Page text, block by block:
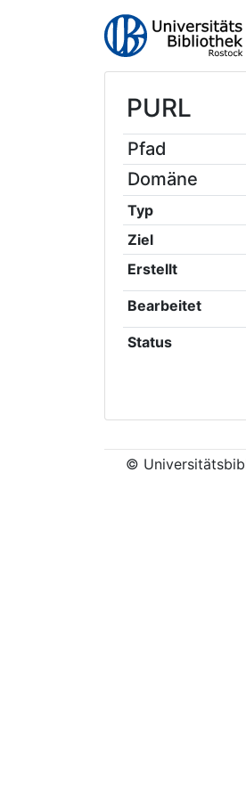
PURL
Pfad
Domäne
Typ
Ziel
Erstellt
Bearbeitet
Status
©